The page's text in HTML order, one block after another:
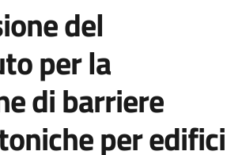
del
per la
di barriere
per edifici